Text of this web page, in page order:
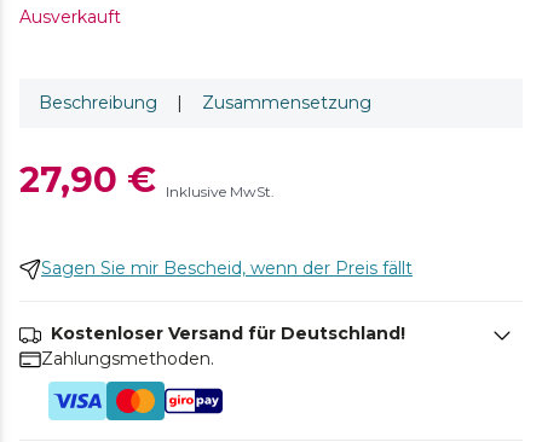
Ausverkauft
Beschreibung | Zusammensetzung
27,90 € Inklusive MwSt.
Sagen Sie mir Bescheid, wenn der Preis fällt
Kostenloser Versand für Deutschland!
Zahlungsmethoden.